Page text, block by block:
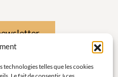
telles que les cookies